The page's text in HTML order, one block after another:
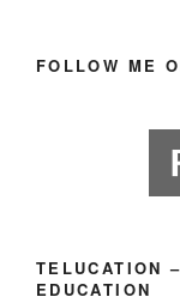
FOLLOW ME
TELUCATION
EDUCATION